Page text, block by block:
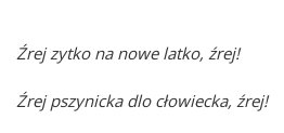
Źrej zytko na nowe latko, źrej!
Źrej pszynicka dlo cłowiecka, źrej!